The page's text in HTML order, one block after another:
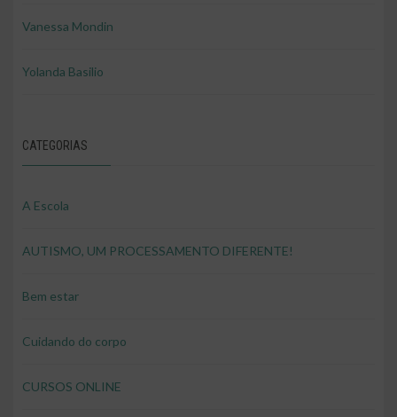
Vanessa Mondin
Yolanda Basilio
CATEGORIAS
A Escola
AUTISMO, UM PROCESSAMENTO DIFERENTE!
Bem estar
Cuidando do corpo
CURSOS ONLINE